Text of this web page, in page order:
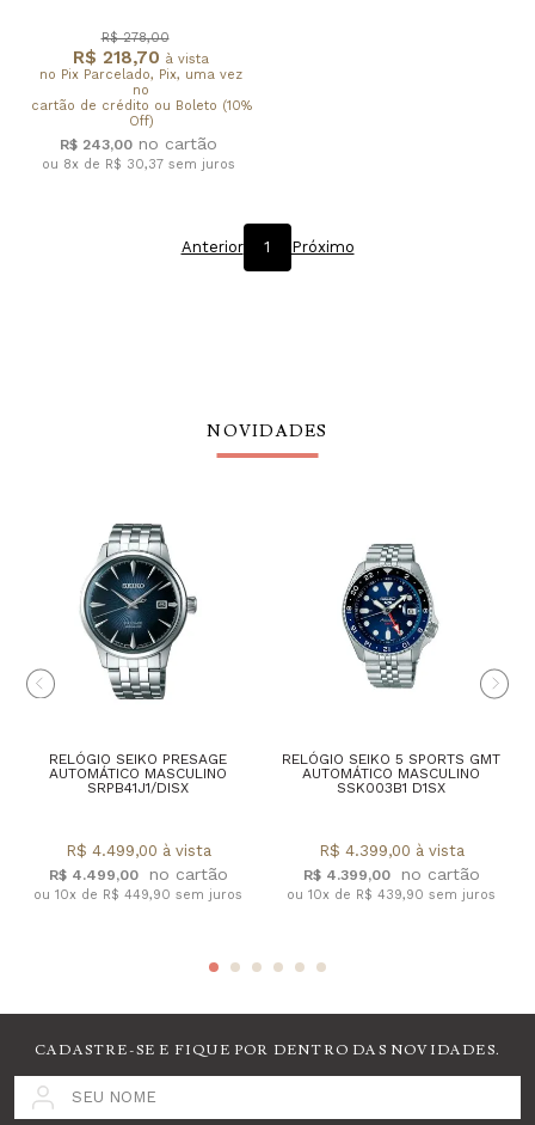
R$ 218,70 à vista
no Pix Parcelado, Pix, uma vez
no
cartão de crédito ou Boleto (10%
Off)
R$ 278,00
R$ 243,00
ou 8x de R$ 30,37 sem juros
Anterior 1 Próximo
NOVIDADES
RELÓGIO SEIKO PRESAGE
AUTOMÁTICO MASCULINO
SRPB41J1/DISX
R$ 4.499,00
R$ 4.499,00 à vista
ou 10x de R$ 449,90 sem juros
RELÓGIO SEIKO 5 SPORTS GMT
AUTOMÁTICO MASCULINO
SSK003B1 D1SX
R$ 4.399,00
R$ 4.399,00 à vista
ou 10x de R$ 439,90 sem juros
CADASTRE-SE E FIQUE POR DENTRO DAS NOVIDADES.
SEU NOME